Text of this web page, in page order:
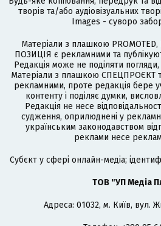
творів та/або аудіовізуальних
Images - суворо
Матеріали з плашкою
ПОЗИЦІЯ є рекламними та
Редакція може не поділяти
Матеріали з плашкою СПЕЦПРОЄКТ
рекламними, проте редакція бере
контенту і поділяє думки,
Редакція не несе
судження, оприлюднені у
українським законодавством
реклами несе
Cубєкт у сфері онлайн-медіа;
ТОВ "УП Медіа
Адреса: 01032, м. Київ, вул.